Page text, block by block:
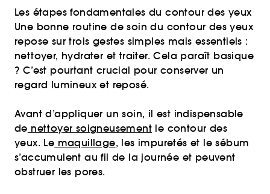
Les étapes fondamentales du contour des yeux
Une bonne routine de soin du contour des yeux
repose sur trois gestes simples mais essentiels :
nettoyer, hydrater et traiter. Cela paraît basique
? C’est pourtant crucial pour conserver un
regard lumineux et reposé.
Avant d’appliquer un soin, il est indispensable
de nettoyer soigneusement le contour des
yeux. Le maquillage, les impuretés et le sébum
s’accumulent au fil de la journée et peuvent
obstruer les pores.